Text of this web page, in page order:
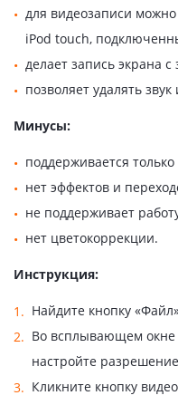
для видеозаписи
iPod touch,
делает запись экрана
позволяет удалять
Минусы:
поддерживается
нет эффектов и
не поддерживает
нет цветокоррекции.
Инструкция:
Найдите кнопку
Во всплывающем окне
настройте
Кликните кнопку